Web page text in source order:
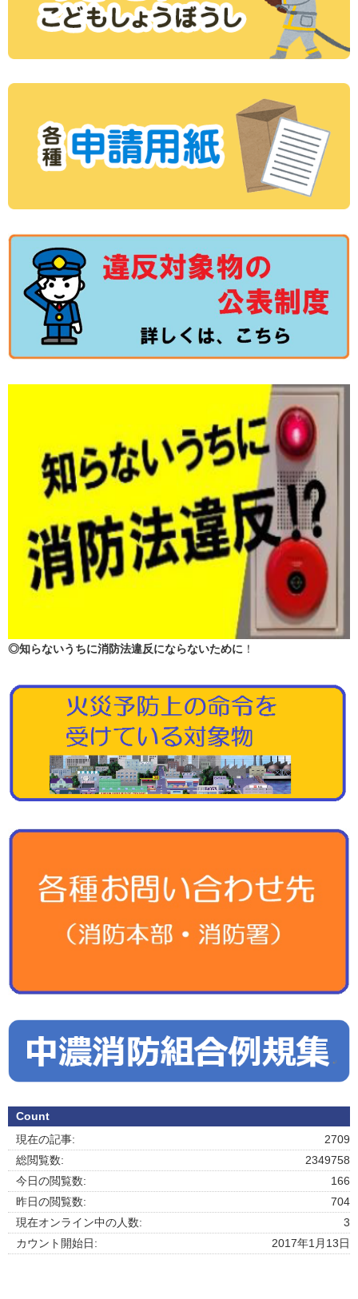
◎知らないうちに消防法違反にならないために ！
Count
2709
現在の記事:
2349758
総閲覧数:
166
今日の閲覧数:
704
昨日の閲覧数:
3
現在オンライン中の人数:
2017年1月13日
カウント開始日: